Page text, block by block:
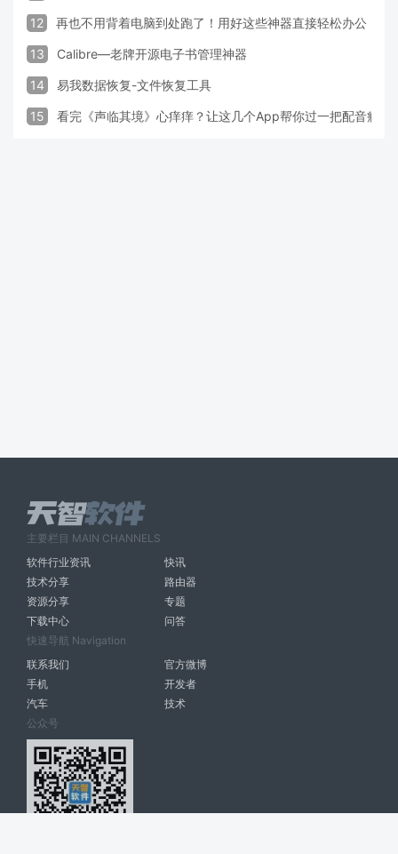
12 再也不用背着电脑到处跑了！用好这些神器直接轻松办公
13 Calibre—老牌开源电子书管理神器
14 易我数据恢复-文件恢复工具
15 看完《声临其境》心痒痒？让这几个App帮你过一把配音瘾
主要栏目 MAIN CHANNELS
软件行业资讯
快讯
技术分享
路由器
资源分享
专题
下载中心
问答
快速导航 Navigation
联系我们
官方微博
手机
开发者
汽车
技术
公众号